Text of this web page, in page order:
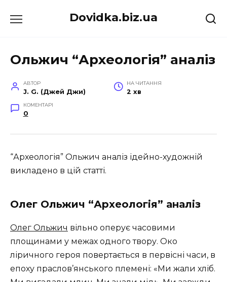
до
Dovidka.biz.ua
Ольжич “Археологія” аналіз
АВТОР
J. G. (Джей Джи)
НА ЧИТАННЯ
2 хв
КОМЕНТАРІ
0
“Археологія” Ольжич аналіз ідейно-художній
викладено в цій статті.
Олег Ольжич “Археологія” аналіз
Олег Ольжич вільно оперує часовими
площинами у межах одного твору. Око
ліричного героя повертається в первісні часи, в
епоху праслов’янського племені: «Ми жали хліб.